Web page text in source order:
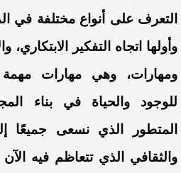
التعرف على أنواع مختلفة في
وأولها اتجاه التفكير
ومهارات، وهي مهارات
للوجود والحياة في بناء
المتطور الذي نسعى جميعًا
والثقافي الذي تتعاظم فيه